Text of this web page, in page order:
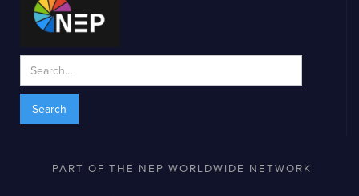
PART OF THE NEP WORLDWIDE NETWORK